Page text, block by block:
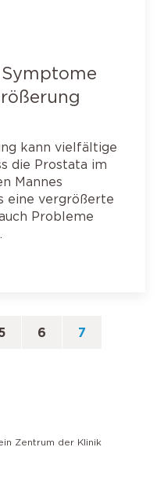
kann vielfältige
die Prostata im
Mannes
eine vergrößerte
Probleme
Beiträge
6 7
Zentrum der Klinik